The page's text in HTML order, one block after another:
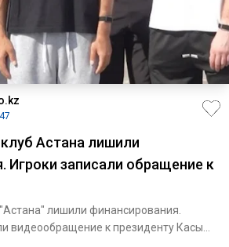
Астана лишили
Игроки записали обращение к
лишили финансирования.
видеообращение к президенту Касым-